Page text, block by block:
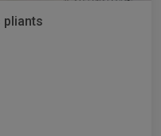
pliants